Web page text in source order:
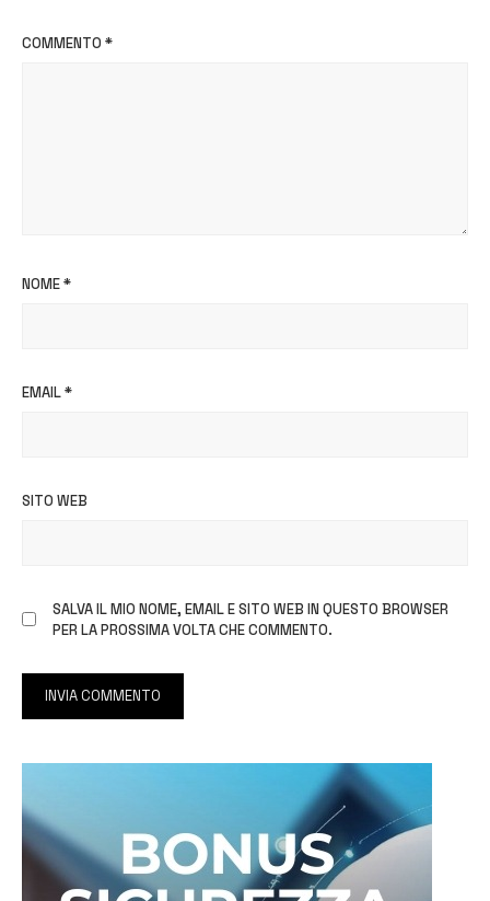
COMMENTO *
NOME*
EMAIL*
SITO WEB
SALVA IL MIO NOME, EMAIL E SITO WEB IN QUESTO BROWSER
PER LA PROSSIMA VOLTA CHE COMMENTO.